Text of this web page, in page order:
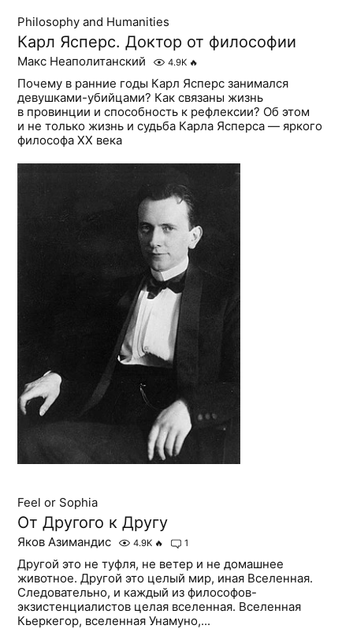
Philosophy and Humanities
Карл Ясперс. Доктор от философии
Макс Неаполитанский 4.9K 🔥
Почему в ранние годы Карл Ясперс занимался
девушками-убийцами? Как связаны жизнь
в провинции и способность к рефлексии? Об этом
и не только жизнь и судьба Карла Ясперса — яркого
философа XX века
Feel or Sophia
От Другого к Другу
Яков Азимандис 4.9K 🔥 1
Другой это не туфля, не ветер и не домашнее
животное. Другой это целый мир, иная Вселенная.
Следовательно, и каждый из философов-
экзистенциалистов целая вселенная. Вселенная
Кьеркегор, вселенная Унамуно,...